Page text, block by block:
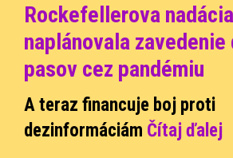
Rockefellerova
naplánovala
pasov cez pandémiu
A teraz financuje boj proti
dezinformáciám Čítaj ďalej